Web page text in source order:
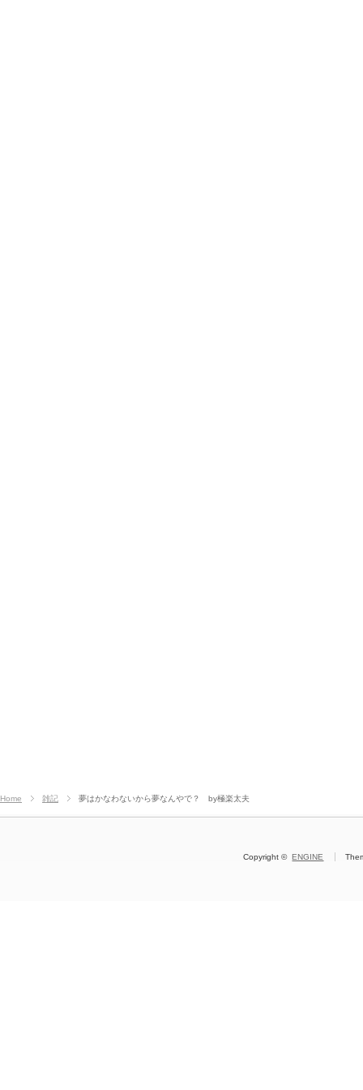
Home 雑記 夢はかなわないから夢なんやで？ by極楽太夫
Copyright ©ENGINE